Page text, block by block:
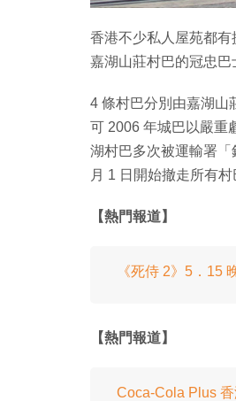
香港不少私人屋苑都
嘉湖山莊村巴的冠忠巴
4 條村巴分別由嘉湖山
可 2006 年城巴以嚴重
湖村巴多次被運輸署
月 1 日開始撤走所有村
【熱門報道】
《死侍 2》5．15
【熱門報道】
Coca-Cola Plus